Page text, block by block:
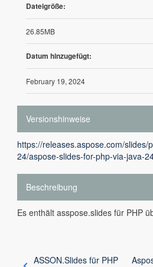
Dateigröße:
26.85MB
Datum hinzugefügt:
February 19, 2024
Versionshinweise
https://releases.aspose.com/slides/
24/aspose-slides-for-php-via-java-
Beschreibung
Es enthält asspose.slides für PHP
ASSON.Slides für PHP